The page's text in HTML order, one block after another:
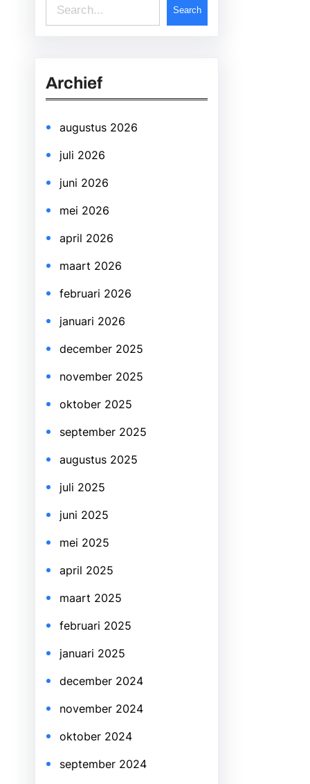
e
c
Search
Archief
augustus 2026
juli 2026
juni 2026
mei 2026
april 2026
maart 2026
februari 2026
januari 2026
december 2025
november 2025
oktober 2025
september 2025
augustus 2025
juli 2025
juni 2025
mei 2025
april 2025
maart 2025
februari 2025
januari 2025
december 2024
november 2024
oktober 2024
september 2024